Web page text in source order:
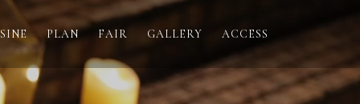
PLAN FAIR GALLERY ACCESS